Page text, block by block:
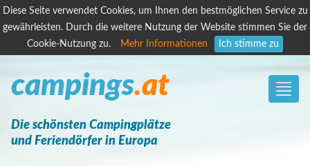
Diese Seite verwendet Cookies, um Ihnen den bestmöglichen Service zu
gewährleisten. Durch die weitere Nutzung der Website stimmen Sie der
Cookie-Nutzung zu.
Mehr Informationen Ich stimme zu
Toggle
campings.at
Die schönsten Campingplätze
und Feriendörfer in Europa